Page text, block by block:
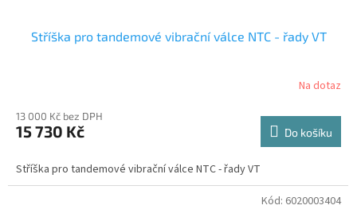
Stříška pro tandemové vibrační válce NTC - řady VT
Na dotaz
13 000 Kč bez DPH
15 730 Kč Do košíku
Stříška pro tandemové vibrační válce NTC - řady VT
Kód: 6020003404